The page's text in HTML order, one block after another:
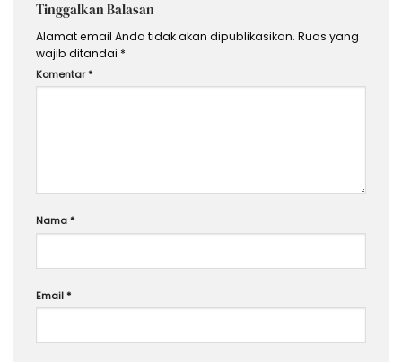
Tinggalkan Balasan
Alamat email Anda tidak akan dipublikasikan. Ruas yang
wajib ditandai *
Komentar*
Nama*
Email*